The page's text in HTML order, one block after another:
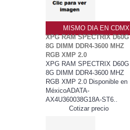
MISMO DIA EN CDMX
XPG RAM SPECTRIX D60G
8G DIMM DDR4-3600 MHZ
RGB XMP 2.0
XPG RAM SPECTRIX D60G
8G DIMM DDR4-3600 MHZ
RGB XMP 2.0 Disponible en
MéxicoADATA-
AX4U360038G18A-ST6..
Cotizar precio